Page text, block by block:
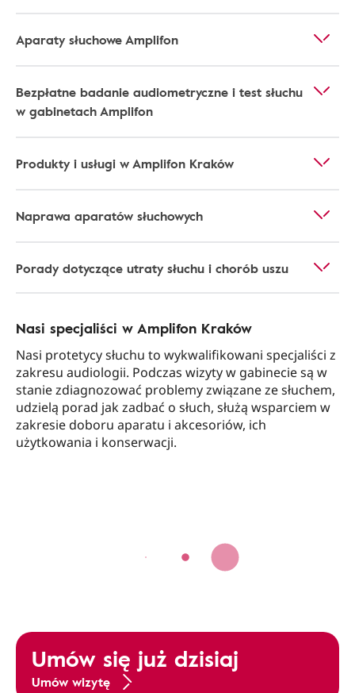
Aparaty słuchowe Amplifon
Bezpłatne badanie audiometryczne i test słuchu
w gabinetach Amplifon
Produkty i usługi w Amplifon Kraków
Naprawa aparatów słuchowych
Porady dotyczące utraty słuchu i chorób uszu
Nasi specjaliści w Amplifon Kraków
Nasi protetycy słuchu to wykwalifikowani specjaliści z
zakresu audiologii. Podczas wizyty w gabinecie są w
stanie zdiagnozować problemy związane ze słuchem,
udzielą porad jak zadbać o słuch, służą wsparciem w
zakresie doboru aparatu i akcesoriów, ich
użytkowania i konserwacji.
Umów się już dzisiaj
Umów wizytę